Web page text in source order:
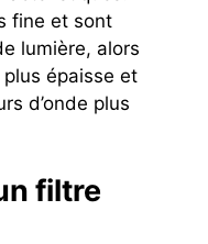
fine et sont
lumière, alors
plus épaisse et
d’onde plus
filtre